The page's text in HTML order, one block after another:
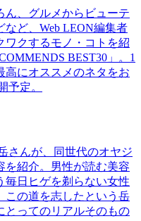
ん、グルメからビューテ
など、Web LEON編集者
ワクするモノ・コトを紹
BEST30」。1
高にオススメのネタをお
予定。
さんが、同世代のオヤジ
を紹介。男性が読む美容
毎日ヒゲを剃らない女性
この道を志したという岳
とってのリアルそのもの